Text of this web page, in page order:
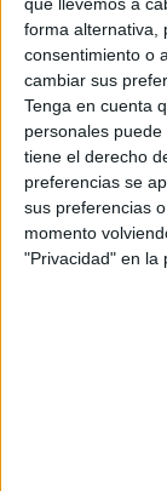
forma alternativa,
consentimiento o
cambiar sus
Tenga en cuenta
personales
tiene el derecho
preferencias se
sus preferencias
momento
"Privacidad" en la
Dossier
Webs
Vídeos
Redes
2026
y